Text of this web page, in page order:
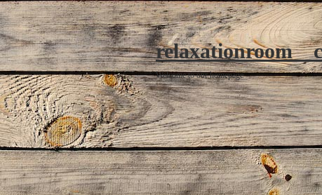
relaxationroom
Welcome to our homepage